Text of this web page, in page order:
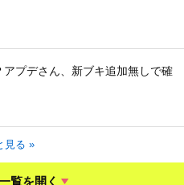
アプデさん、新ブキ追加無しで確
見る »
覧を開く